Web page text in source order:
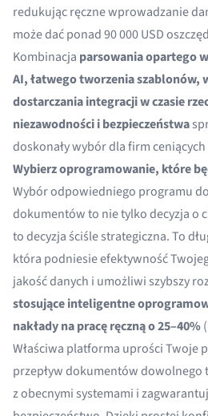
redukując ręczne wprowadzanie
może dać ponad 90 000 USD
Kombinacja parsowania opartego
AI, łatwego tworzenia szablonów,
dostarczania integracji w czasie
niezawodności i bezpieczeństwa
doskonały wybór dla firm
Wybierz oprogramowanie, które
Wybór odpowiedniego programu
dokumentów to nie tylko decyzja o
to decyzja ściśle strategiczna. To
która podniesie efektywność
jakość danych i umożliwi szybszy
stosujące inteligentne
nakłady na pracę ręczną o 25–40%(
Właściwa platforma uprości Twoje
przepływ dokumentów dowolnego
z obecnymi systemami i